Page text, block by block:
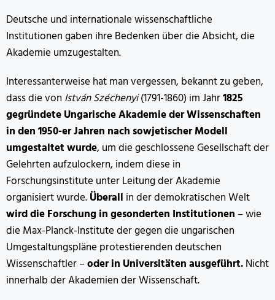
Deutsche und internationale wissenschaftliche
Institutionen gaben ihre Bedenken über die Absicht, die
Akademie umzugestalten.
Interessanterweise hat man vergessen, bekannt zu geben,
dass die von István Széchenyi(1791-1860) im Jahr1825
gegründete Ungarische Akademie der Wissenschaften
in den 1950-er Jahren nach sowjetischer Modell
umgestaltet wurde, um die geschlossene Gesellschaft der
Gelehrten aufzulockern, indem diese in
Forschungsinstitute unter Leitung der Akademie
organisiert wurde.Überall in der demokratischen Welt
wird die Forschung in gesonderten Institutionen – wie
die Max-Planck-Institute der gegen die ungarischen
Umgestaltungspläne protestierenden deutschen
Wissenschaftler –oder in Universitäten ausgeführt.Nicht
innerhalb der Akademien der Wissenschaft.